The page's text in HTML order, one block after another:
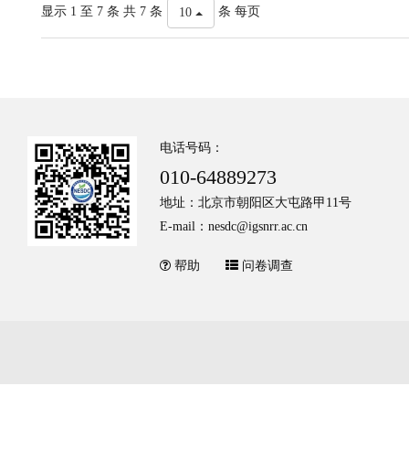
显示 1 至 7 条 共 7 条 10 条 每页
电话号码：
010-64889273
地址：北京市朝阳区大屯路甲11号
E-mail：nesdc@igsnrr.ac.cn
帮助 问卷调查